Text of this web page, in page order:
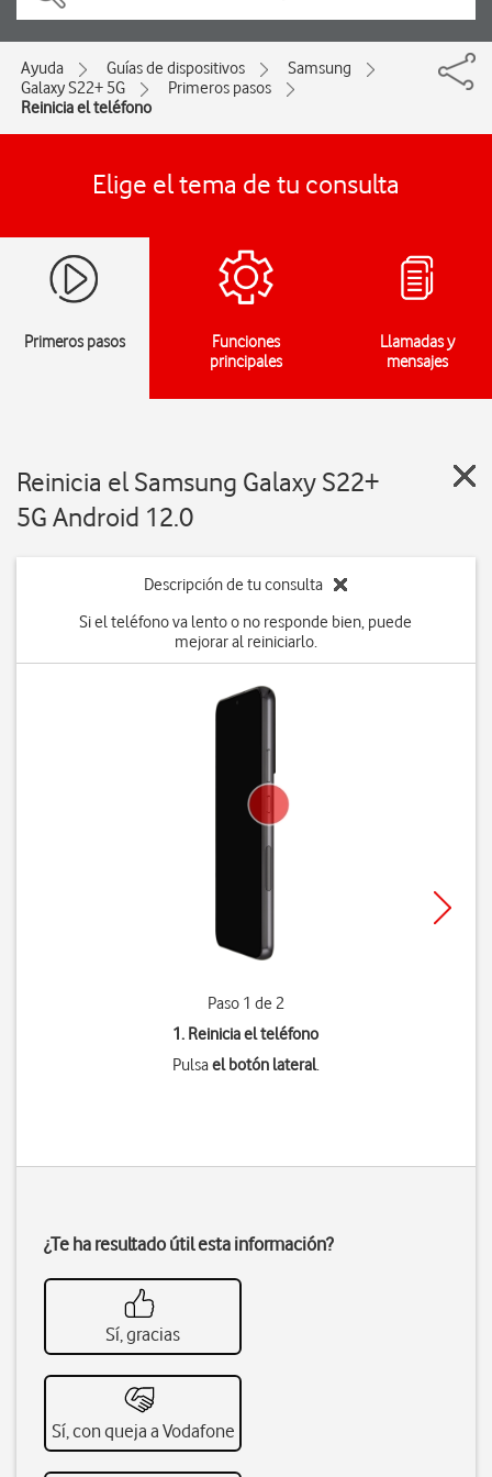
Ayuda Guías de dispositivos
Samsung
Galaxy S22+ 5G
Primeros pasos
Reinicia el teléfono
Elige el tema de tu consulta
Primeros pasos
Funciones
principales
Llamadas y
mensajes
Reinicia el Samsung Galaxy S22+
5G Android 12.0
Descripción de tu consulta
Si el teléfono va lento o no responde bien, puede
mejorar al reiniciarlo.
Paso 1 de 2
1. Reinicia el teléfono
Pulsael botón lateral.
¿Te ha resultado útil esta información?
Sí, gracias
Sí, con queja a Vodafone